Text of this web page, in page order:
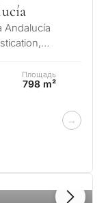
Andalucía
Площадь
798 m²